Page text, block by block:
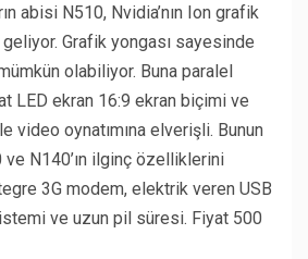
abisi N510, Nvidia’nın Ion grafik
Grafik yongası sayesinde
olabiliyor. Buna paralel
LED ekran 16:9 ekran biçimi ve
video oynatımına elverişli. Bunun
ve N140’ın ilginç özelliklerini
3G modem, elektrik veren USB
ve uzun pil süresi. Fiyat 500